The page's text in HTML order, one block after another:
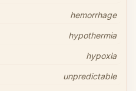
hemorrhage
hypothermia
hypoxia
unpredictable